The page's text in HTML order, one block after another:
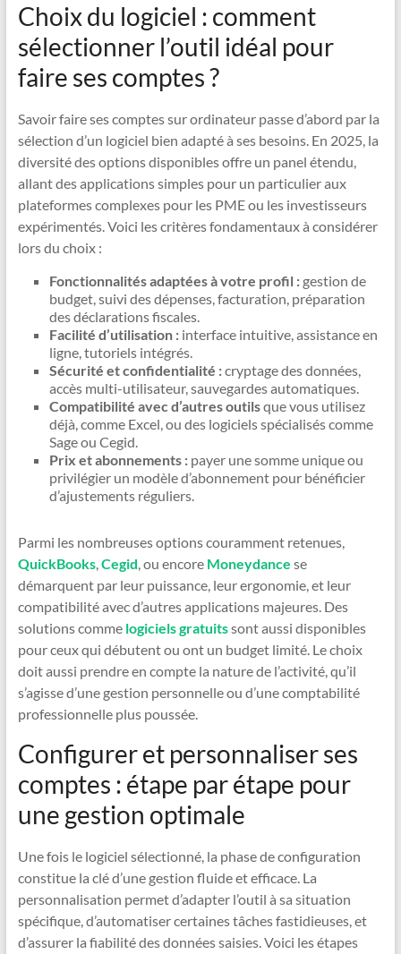
Choix du logiciel : comment
sélectionner l’outil idéal pour
faire ses comptes ?
Savoir faire ses comptes sur ordinateur passe d’abord par la
sélection d’un logiciel bien adapté à ses besoins. En 2025, la
diversité des options disponibles offre un panel étendu,
allant des applications simples pour un particulier aux
plateformes complexes pour les PME ou les investisseurs
expérimentés. Voici les critères fondamentaux à considérer
lors du choix :
Fonctionnalités adaptées à votre profil : gestion de
budget, suivi des dépenses, facturation, préparation
des déclarations fiscales.
Facilité d’utilisation : interface intuitive, assistance en
ligne, tutoriels intégrés.
Sécurité et confidentialité :cryptage des données,
accès multi-utilisateur, sauvegardes automatiques.
Compatibilité avec d’autres outilsque vous utilisez
déjà, comme Excel, ou des logiciels spécialisés comme
Sage ou Cegid.
Prix et abonnements : payer une somme unique ou
privilégier un modèle d’abonnement pour bénéficier
d’ajustements réguliers.
Parmi les nombreuses options couramment retenues,
QuickBooks,Cegid, ou encore Moneydance se
démarquent par leur puissance, leur ergonomie, et leur
compatibilité avec d’autres applications majeures. Des
solutions comme logiciels gratuitssont aussi disponibles
pour ceux qui débutent ou ont un budget limité. Le choix
doit aussi prendre en compte la nature de l’activité, qu’il
s’agisse d’une gestion personnelle ou d’une comptabilité
professionnelle plus poussée.
Configurer et personnaliser ses
comptes : étape par étape pour
une gestion optimale
Une fois le logiciel sélectionné, la phase de configuration
constitue la clé d’une gestion fluide et efficace. La
personnalisation permet d’adapter l’outil à sa situation
spécifique, d’automatiser certaines tâches fastidieuses, et
d’assurer la fiabilité des données saisies. Voici les étapes